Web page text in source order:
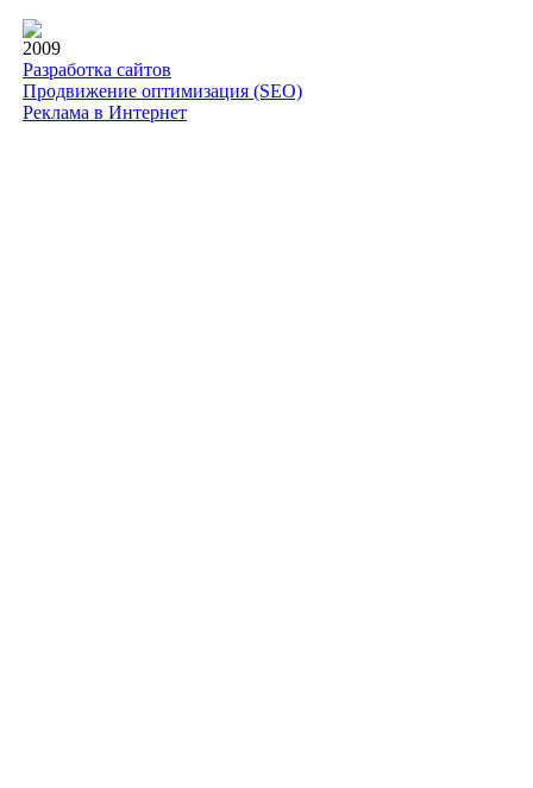
2009
Разработка сайтов
Продвижение оптимизация (SEO)
Реклама в Интернет